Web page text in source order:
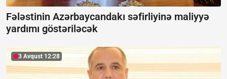
Fələstinin Azərbaycandakı səfirliyinə maliyyə
yardımı göstəriləcək
3 Avqust 12:28